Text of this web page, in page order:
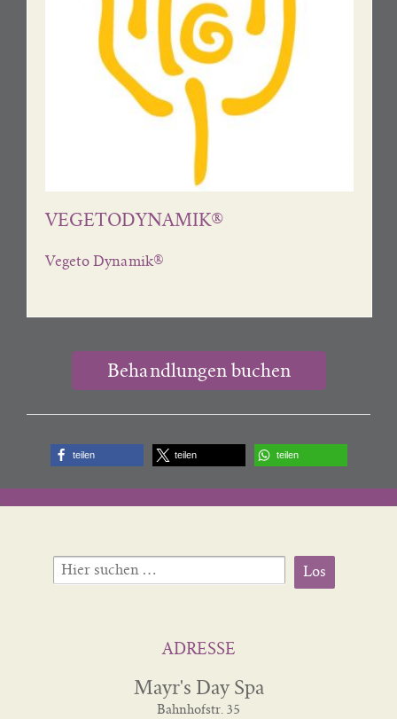
VEGETODYNAMIK®
Vegeto Dynamik®
Behandlungen buchen
teilen teilen teilen
Suche
nach:
ADRESSE
Mayr's Day Spa
Bahnhofstr. 35